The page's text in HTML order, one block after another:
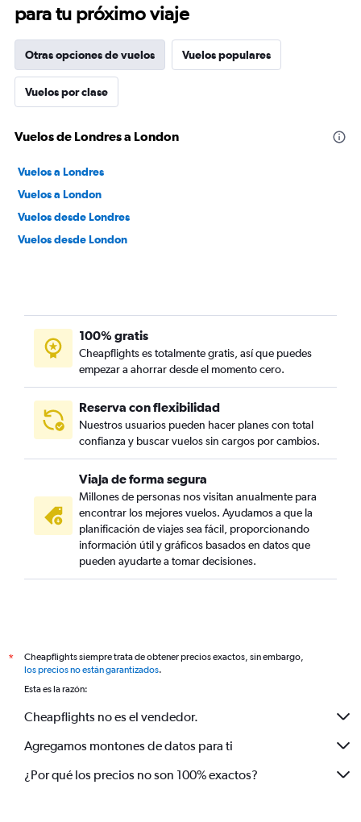
para tu próximo viaje
Otras opciones de vuelos Vuelos populares
Vuelos por clase
Vuelos de Londres a London
Vuelos a Londres
Vuelos a London
Vuelos desde Londres
Vuelos desde London
100% gratis
Cheapflights es totalmente gratis, así que puedes
empezar a ahorrar desde el momento cero.
Reserva con flexibilidad
Nuestros usuarios pueden hacer planes con total
confianza y buscar vuelos sin cargos por cambios.
Viaja de forma segura
Millones de personas nos visitan anualmente para
encontrar los mejores vuelos. Ayudamos a que la
planificación de viajes sea fácil, proporcionando
información útil y gráficos basados en datos que
pueden ayudarte a tomar decisiones.
*
Cheapflights siempre trata de obtener precios exactos, sin embargo,
los precios no están garantizados.
Esta es la razón:
Cheapflights no es el vendedor.
Agregamos montones de datos para ti
¿Por qué los precios no son 100% exactos?